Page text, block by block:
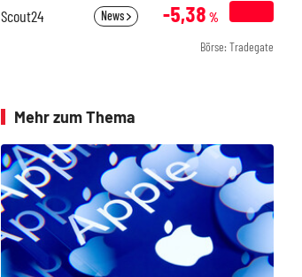
Scout24 News -5,38 %
Börse: Tradegate
Mehr zum Thema